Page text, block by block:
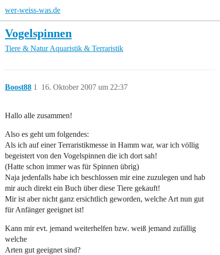
wer-weiss-was.de
Vogelspinnen
Tiere & Natur Aquaristik & Terraristik
Boost88 16. Oktober 2007 um 22:37
1
Hallo alle zusammen!
Also es geht um folgendes:
Als ich auf einer Terraristikmesse in Hamm war, war ich völlig
begeistert von den Vogelspinnen die ich dort sah!
(Hatte schon immer was für Spinnen übrig)
Naja jedenfalls habe ich beschlossen mir eine zuzulegen und hab
mir auch direkt ein Buch über diese Tiere gekauft!
Mir ist aber nicht ganz ersichtlich geworden, welche Art nun gut
für Anfänger geeignet ist!
Kann mir evt. jemand weiterhelfen bzw. weiß jemand zufällig
welche
Arten gut geeignet sind?